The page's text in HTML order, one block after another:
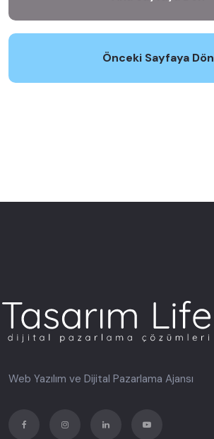
Önceki Sayfaya Dön
Web Yazılım ve Dijital Pazarlama Ajansı